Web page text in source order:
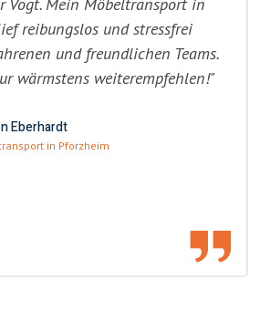
reibungslos und stressfrei
und freundlichen Teams.
wärmstens weiterempfehlen!"
Eberhardt
in Pforzheim